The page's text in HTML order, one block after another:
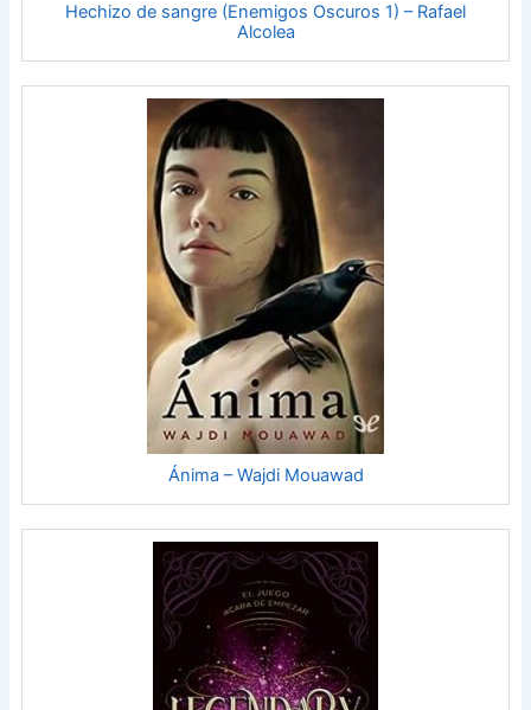
Hechizo de sangre (Enemigos Oscuros 1) – Rafael
Alcolea
Ánima – Wajdi Mouawad